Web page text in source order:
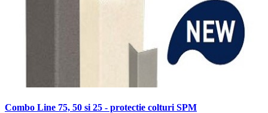
Combo Line 75, 50 si 25 - protectie colturi SPM